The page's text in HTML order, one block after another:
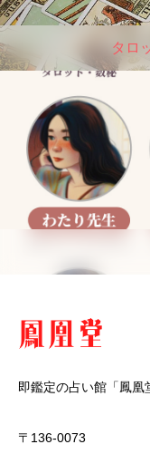
タロ
即鑑定の占い館「鳳凰
〒136-0073